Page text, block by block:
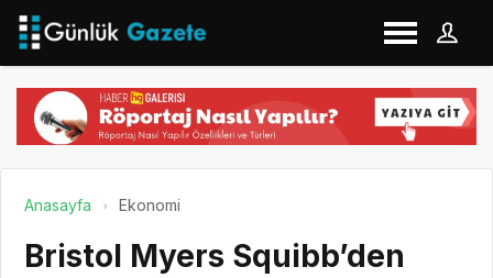
Anasayfa Ekonomi
Bristol Myers Squibb’den